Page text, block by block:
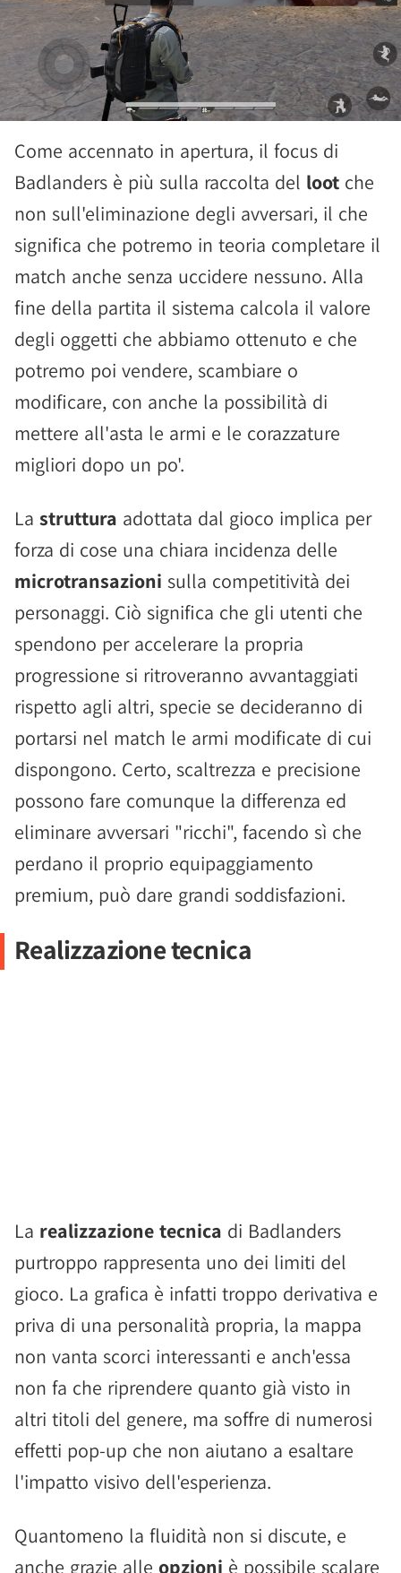
Come accennato in apertura, il focus di
Badlanders è più sulla raccolta del loot che
non sull'eliminazione degli avversari, il che
significa che potremo in teoria completare il
match anche senza uccidere nessuno. Alla
fine della partita il sistema calcola il valore
degli oggetti che abbiamo ottenuto e che
potremo poi vendere, scambiare o
modificare, con anche la possibilità di
mettere all'asta le armi e le corazzature
migliori dopo un po'.
La struttura adottata dal gioco implica per
forza di cose una chiara incidenza delle
microtransazioni sulla competitività dei
personaggi. Ciò significa che gli utenti che
spendono per accelerare la propria
progressione si ritroveranno avvantaggiati
rispetto agli altri, specie se decideranno di
portarsi nel match le armi modificate di cui
dispongono. Certo, scaltrezza e precisione
possono fare comunque la differenza ed
eliminare avversari "ricchi", facendo sì che
perdano il proprio equipaggiamento
premium, può dare grandi soddisfazioni.
Realizzazione tecnica
La realizzazione tecnica di Badlanders
purtroppo rappresenta uno dei limiti del
gioco. La grafica è infatti troppo derivativa e
priva di una personalità propria, la mappa
non vanta scorci interessanti e anch'essa
non fa che riprendere quanto già visto in
altri titoli del genere, ma soffre di numerosi
effetti pop-up che non aiutano a esaltare
l'impatto visivo dell'esperienza.
Quantomeno la fluidità non si discute, e
anche grazie alle opzioni è possibile scalare